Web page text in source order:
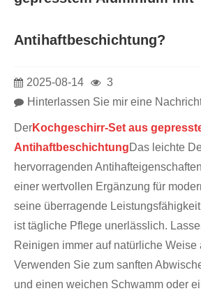
Antihaftbeschichtung?
2025-08-14
3
Hinterlassen Sie mir eine
DerKochgeschirr-Set aus
AntihaftbeschichtungDas leichte
hervorragenden
einer wertvollen Ergänzung für
seine überragende
ist tägliche Pflege unerlässlich.
Reinigen immer auf natürliche Weise
Verwenden Sie zum sanften
und einen weichen Schwamm oder